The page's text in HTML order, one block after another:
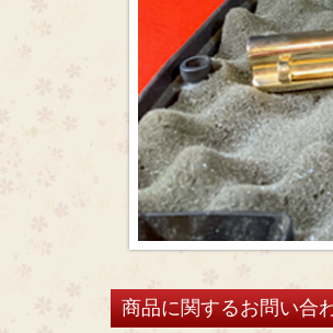
商品に関するお問い合